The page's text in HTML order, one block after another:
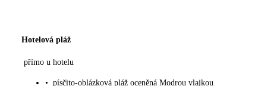
Hotelová pláž
přímo u hotelu
• písčito-oblázková pláž oceněná Modrou vlajkou